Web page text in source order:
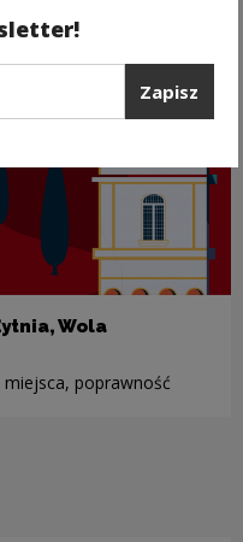
Wola
poprawność
Zapisz